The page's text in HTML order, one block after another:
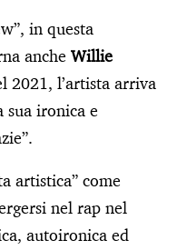
in questa
anche Willie
2021, l’artista arriva
sua ironica e
artistica” come
nel rap nel
autoironica ed